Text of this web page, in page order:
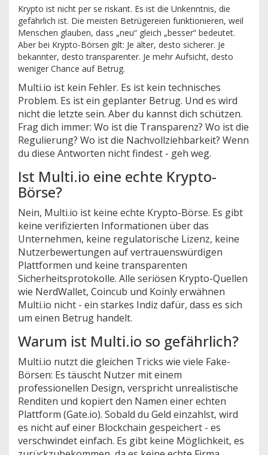
Krypto ist nicht per se riskant. Es ist die Unkenntnis, die
gefährlich ist. Die meisten Betrügereien funktionieren, weil
Menschen glauben, dass „neu“ gleich „besser“ bedeutet.
Aber bei Krypto-Börsen gilt: Je älter, desto sicherer. Je
bekannter, desto transparenter. Je mehr Aufsicht, desto
weniger Chance auf Betrug.
Multi.io ist kein Fehler. Es ist kein technisches
Problem. Es ist ein geplanter Betrug. Und es wird
nicht die letzte sein. Aber du kannst dich schützen.
Frag dich immer: Wo ist die Transparenz? Wo ist die
Regulierung? Wo ist die Nachvollziehbarkeit? Wenn
du diese Antworten nicht findest - geh weg.
Ist Multi.io eine echte Krypto-
Börse?
Nein, Multi.io ist keine echte Krypto-Börse. Es gibt
keine verifizierten Informationen über das
Unternehmen, keine regulatorische Lizenz, keine
Nutzerbewertungen auf vertrauenswürdigen
Plattformen und keine transparenten
Sicherheitsprotokolle. Alle seriösen Krypto-Quellen
wie NerdWallet, Coincub und Koinly erwähnen
Multi.io nicht - ein starkes Indiz dafür, dass es sich
um einen Betrug handelt.
Warum ist Multi.io so gefährlich?
Multi.io nutzt die gleichen Tricks wie viele Fake-
Börsen: Es täuscht Nutzer mit einem
professionellen Design, verspricht unrealistische
Renditen und kopiert den Namen einer echten
Plattform (Gate.io). Sobald du Geld einzahlst, wird
es nicht auf einer Blockchain gespeichert - es
verschwindet einfach. Es gibt keine Möglichkeit, es